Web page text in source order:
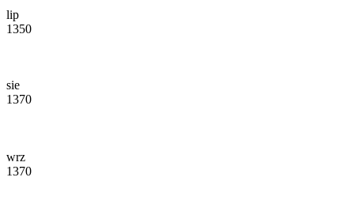
lip
1350
sie
1370
wrz
1370